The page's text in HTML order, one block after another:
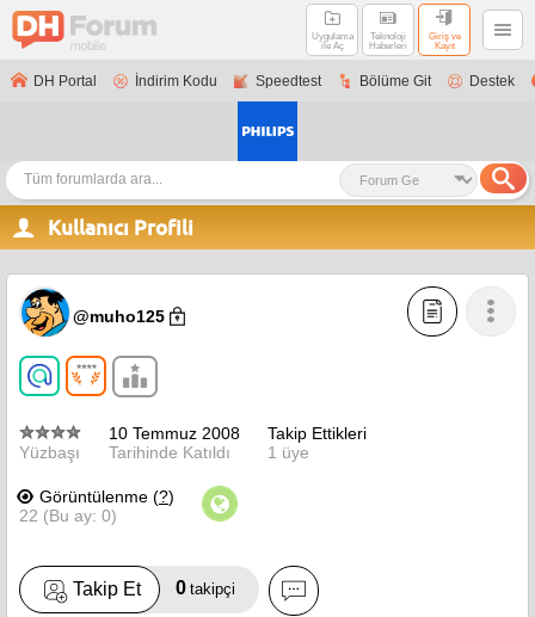
Uygulama
ile Aç
Teknoloji
Haberleri
Giriş ve
Kayıt
DH Portal İndirim Kodu Speedtest Bölüme Git Destek
Kullanıcı Profili
@muho125
Yüzbaşı
10 Temmuz 2008
Tarihinde Katıldı
Takip Ettikleri
1 üye
Görüntülenme (?)
22 (Bu ay: 0)
Takip Et 0 takipçi